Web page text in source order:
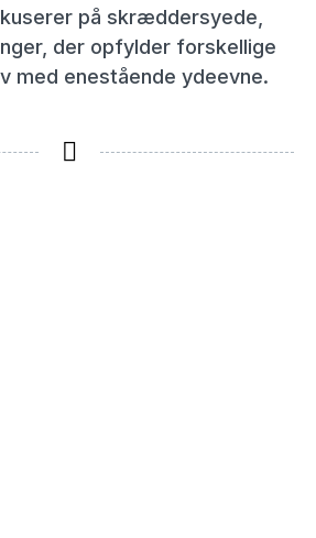
på skræddersyede,
der opfylder forskellige
med enestående ydeevne.